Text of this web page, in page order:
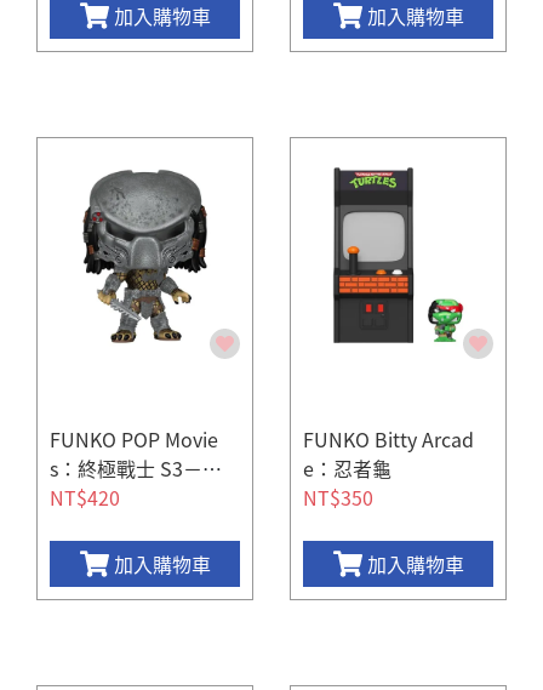
加入購物車 加入購物車
FUNKO POP Movie
s：終極戰士 S3－公
牛終極戰士
NT$420
加入購物車
FUNKO Bitty Arcad
e：忍者龜
NT$350
加入購物車